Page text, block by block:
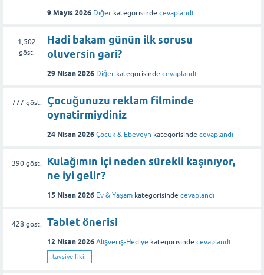
9 Mayıs 2026 Diğer kategorisinde cevaplandı
1,502
göst.
Hadi bakam günün ilk sorusu
oluversin gari?
29 Nisan 2026 Diğer kategorisinde cevaplandı
777 göst.
Çocuğunuzu reklam filminde
oynatirmiydiniz
24 Nisan 2026 Çocuk & Ebeveyn kategorisinde cevaplandı
390göst.
Kulağımın içi neden sürekli kaşınıyor,
ne iyi gelir?
15 Nisan 2026 Ev & Yaşam kategorisinde cevaplandı
428 göst. Tablet önerisi
12 Nisan 2026 Alışveriş-Hediye kategorisinde cevaplandı
tavsiye-fikir